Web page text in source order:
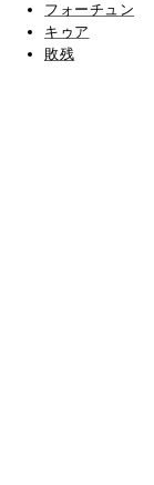
フォーチュン
キゥア
敗残